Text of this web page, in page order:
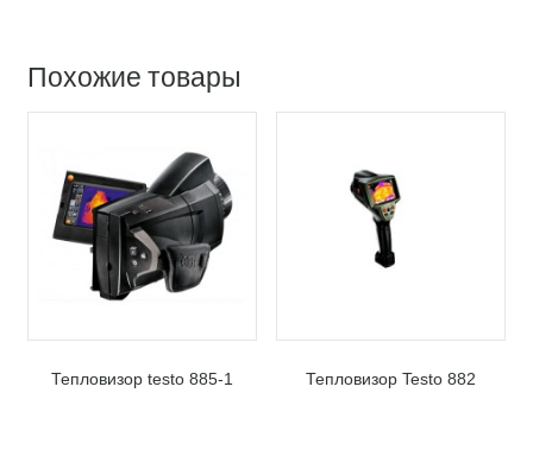
Похожие товары
Тепловизор testo 885-1 Тепловизор Testo 882